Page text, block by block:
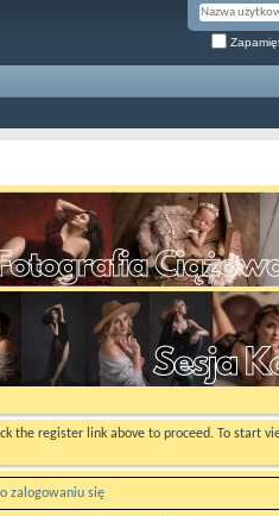
the register link above to proceed. To start
zalogowaniu się